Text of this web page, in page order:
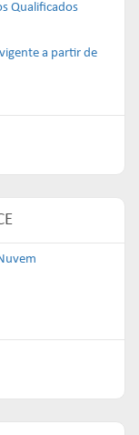
Qualificados
a partir de